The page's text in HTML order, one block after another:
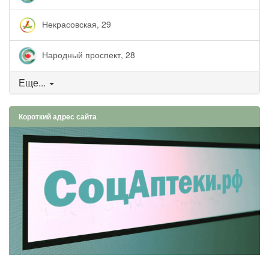
Некрасовская, 29
Народный проспект, 28
Еще...
Короткий адрес сайта